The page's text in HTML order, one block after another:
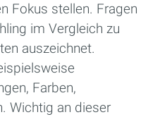
Fokus stellen. Fragen
im Vergleich zu
auszeichnet.
Farben,
Wichtig an dieser